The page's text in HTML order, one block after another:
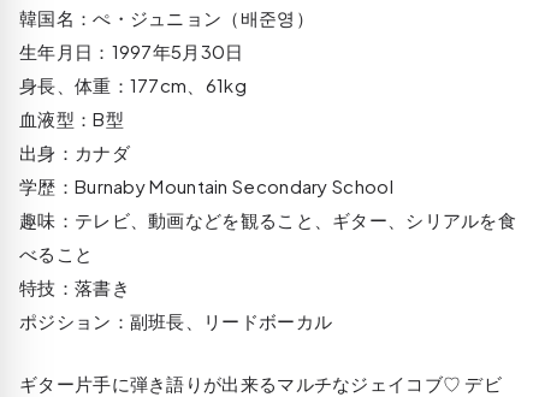
韓国名：ぺ・ジュニョン（배준영）
生年月日：1997年5月30日
身長、体重：177cm、61kg
血液型：B型
出身：カナダ
学歴：Burnaby Mountain Secondary School
趣味：テレビ、動画などを観ること、ギター、シリアルを食
べること
特技：落書き
ポジション：副班長、リードボーカル
ギター片手に弾き語りが出来るマルチなジェイコブ♡ デビ